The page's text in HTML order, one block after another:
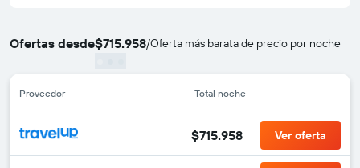
Ofertas desde$715.958/Oferta más barata de precio por noche
Proveedor Total noche
$715.958 Ver oferta